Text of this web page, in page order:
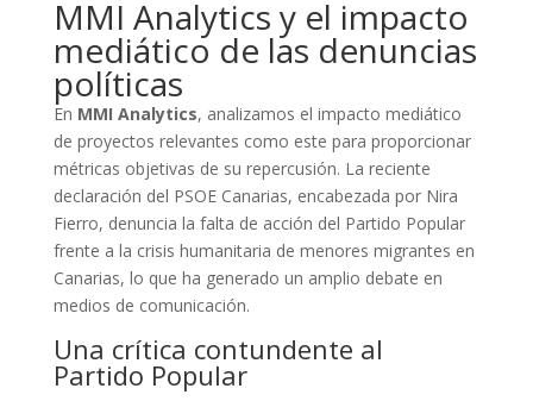
MMI Analytics y el impacto
mediático de las denuncias
políticas
En MMI Analytics, analizamos el impacto mediático
de proyectos relevantes como este para proporcionar
métricas objetivas de su repercusión. La reciente
declaración del PSOE Canarias, encabezada por Nira
Fierro, denuncia la falta de acción del Partido Popular
frente a la crisis humanitaria de menores migrantes en
Canarias, lo que ha generado un amplio debate en
medios de comunicación.
Una crítica contundente al
Partido Popular